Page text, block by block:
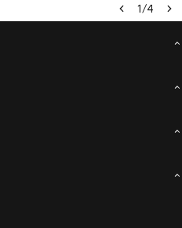
1/4